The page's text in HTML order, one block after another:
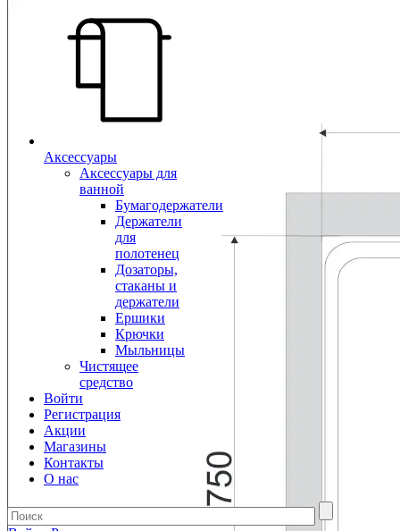
Аксессуары
Аксессуары для
ванной
Бумагодержатели
Держатели
для
полотенец
Дозаторы,
стаканы и
держатели
Ершики
Крючки
Мыльницы
Чистящее
средство
Войти
Регистрация
Акции
Магазины
Контакты
О нас